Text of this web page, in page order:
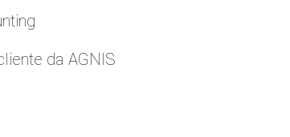
da AGNIS